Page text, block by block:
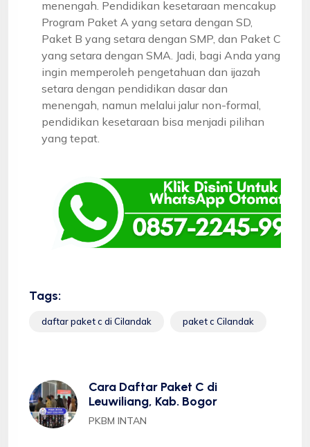
menengah. Pendidikan kesetaraan mencakup
Program Paket A yang setara dengan SD,
Paket B yang setara dengan SMP, dan Paket C
yang setara dengan SMA. Jadi, bagi Anda yang
ingin memperoleh pengetahuan dan ijazah
setara dengan pendidikan dasar dan
menengah, namun melalui jalur non-formal,
pendidikan kesetaraan bisa menjadi pilihan
yang tepat.
Tags:
daftar paket c di Cilandak paket c Cilandak
Cara Daftar Paket C di
Leuwiliang, Kab. Bogor
PKBM INTAN